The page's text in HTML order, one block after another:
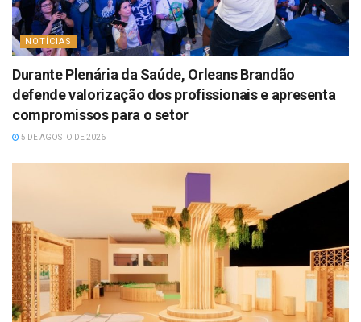
NOTÍCIAS
Durante Plenária da Saúde, Orleans Brandão
defende valorização dos profissionais e apresenta
compromissos para o setor
5 DE AGOSTO DE 2026